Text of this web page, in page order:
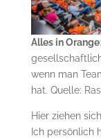
Alles in Orange
wenn man
hat. Quelle:
Hier ziehen
Ich persönlich